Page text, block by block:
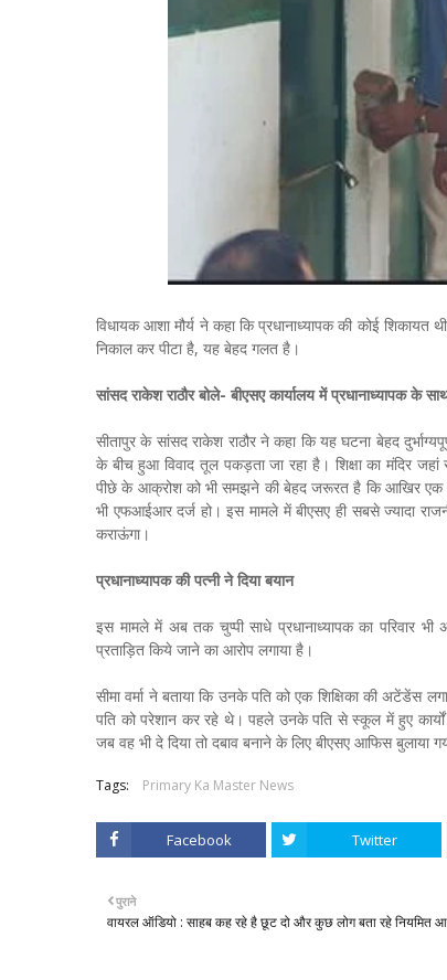
विधायक आशा मौर्य ने कहा कि प्रधानाध्यापक की कोई शिकायत
निकाल कर पीटा है, यह बेहद गलत है।
सांसद राकेश राठौर बोले- बीएसए कार्यालय में प्रधानाध्यापक के
सीतापुर के सांसद राकेश राठौर ने कहा कि यह घटना बेहद
के बीच हुआ विवाद तूल पकड़ता जा रहा है। शिक्षा का मंदिर जहां
पीछे के आक्रोश को भी समझने की बेहद जरूरत है कि आखिर एक
भी एफआईआर दर्ज हो। इस मामले में बीएसए ही सबसे ज्यादा
कराऊंगा।
प्रधानाध्यापक की पत्नी ने दिया बयान
इस मामले में अब तक चुप्पी साधे प्रधानाध्यापक का परिवार
प्रताड़ित किये जाने का आरोप लगाया है।
सीमा वर्मा ने बताया कि उनके पति को एक शिक्षिका की अटेंडेंस
पति को परेशान कर रहे थे। पहले उनके पति से स्कूल में हुए कार्यों का
जब वह भी दे दिया तो दबाव बनाने के लिए बीएसए आफिस बुलाया
Tags: Primary Ka Master News
Facebook Twitter
पुराने
वायरल ऑडियो : साहब कह रहे है छूट दो और कुछ लोग बता रहे नियमित